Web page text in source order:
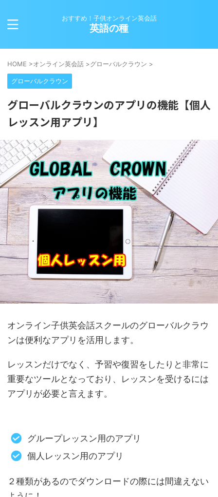
おすすめ！子供オンライン英会話
英語の種
HOME >オンライン英会話 >グローバルクラウン >
グローバルクラウン
グローバルクラウンのアプリの機能【個人
レッスン用アプリ】
オンライン子供英会話スクールのグローバルクラウ
ンは便利なアプリを活用します。
レッスンだけでなく、予習や復習をしたりと非常に
重要なツールとなっており、レッスンを受けるには
アプリが必要と言えます。
グループレッスン用のアプリ
個人レッスン用のアプリ
２種類があるのでダウンロードの際には間違えない